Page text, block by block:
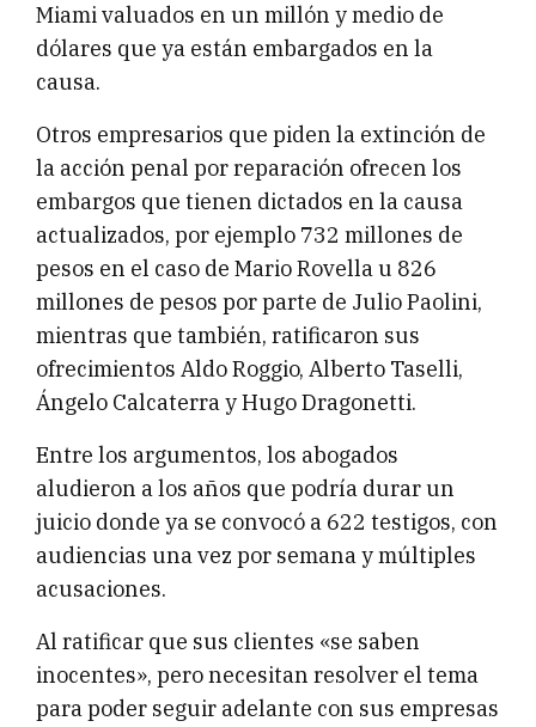
Miami valuados en un millón y medio de
dólares que ya están embargados en la
causa.
Otros empresarios que piden la extinción de
la acción penal por reparación ofrecen los
embargos que tienen dictados en la causa
actualizados, por ejemplo 732 millones de
pesos en el caso de Mario Rovella u 826
millones de pesos por parte de Julio Paolini,
mientras que también, ratificaron sus
ofrecimientos Aldo Roggio, Alberto Taselli,
Ángelo Calcaterra y Hugo Dragonetti.
Entre los argumentos, los abogados
aludieron a los años que podría durar un
juicio donde ya se convocó a 622 testigos, con
audiencias una vez por semana y múltiples
acusaciones.
Al ratificar que sus clientes «se saben
inocentes», pero necesitan resolver el tema
para poder seguir adelante con sus empresas